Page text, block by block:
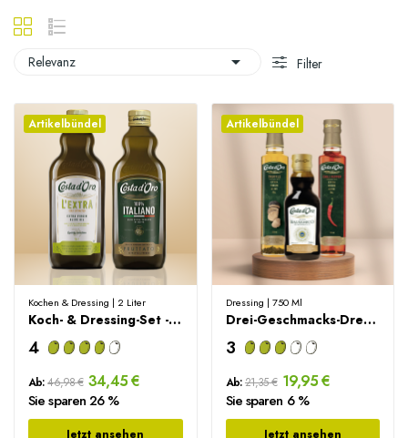
Relevanz  Filter
Artikelbündel
Kochen & Dressing | 2 Liter
Koch- & Dressing-Set - 2000ml
4
Ab: 46,98 € 34,45 €
Sie sparen 26 %
Jetzt ansehen
Artikelbündel
Dressing | 750 Ml
Drei-Geschmacks-Dressing-Set - 3x250ml
3
Ab: 21,35 € 19,95 €
Sie sparen 6 %
Jetzt ansehen